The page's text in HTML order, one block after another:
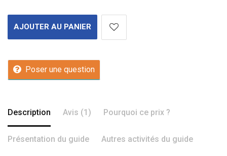
AJOUTER AU PANIER
Poser une question
Description Avis (1) Pourquoi ce prix ?
Présentation du guide Autres activités du guide